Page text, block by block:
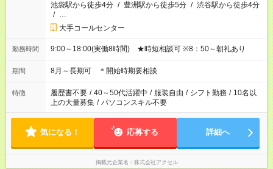
池袋駅から徒歩4分 / 豊洲駅から徒歩5分 / 渋谷駅から徒歩4分
/ …
大手コールセンター
勤務時間 9:00～18:00(実働8時間) ★時短相談可 ※8：50～朝礼あり
期間 8月～長期可 ＊開始時期要相談
特徴 履歴書不要 / 40～50代活躍中 / 服装自由 / シフト勤務 / 10名以
上の大量募集 / パソコンスキル不要
気になる！ 応募する 詳細へ
掲載元企業名 株式会社アクセル